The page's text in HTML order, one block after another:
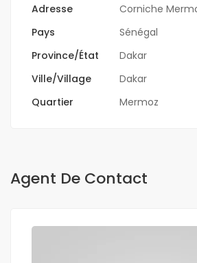
Adresse
Corniche
Pays
Sénégal
Province/État
Dakar
Ville/Village
Dakar
Quartier
Mermoz
Agent De Contact